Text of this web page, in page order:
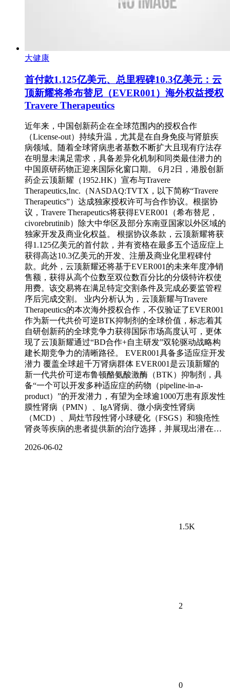
大健康
首付款1.125亿美元、总里程碑10.3亿美元：云
顶新耀将希布替尼（EVER001）海外权益授权
Travere Therapeutics
近年来，中国创新药企在全球范围内的授权合作
（License-out）持续升温，尤其是在自身免疫与肾脏疾
病领域。随着全球肾病患者基数不断扩大且现有疗法存
在明显未满足需求，具备差异化机制和同类最佳潜力的
中国原研药物正迎来国际化窗口期。 6月2日，港股创新
药企云顶新耀（1952.HK）宣布与Travere
Therapeutics,Inc.（NASDAQ:TVTX，以下简称“Travere
Therapeutics”）达成独家授权许可与合作协议。根据协
议，Travere Therapeutics将获得EVER001（希布替尼，
civorebrutinib）除大中华区及部分东南亚国家以外区域的
独家开发及商业化权益。 根据协议条款，云顶新耀将获
得1.125亿美元的首付款，并有资格在最多五个适应症上
获得高达10.3亿美元的开发、注册及商业化里程碑付
款。此外，云顶新耀还将基于EVER001的未来年度净销
售额，获得从高个位数至双位数百分比的分级特许权使
用费。该交易将在满足特定交割条件及完成必要监管程
序后完成交割。 业内分析认为，云顶新耀与Travere
Therapeutics的本次海外授权合作，不仅验证了EVER001
作为新一代共价可逆BTK抑制剂的全球价值，标志着其
自研创新药的全球竞争力获得国际市场高度认可，更体
现了云顶新耀通过“BD合作+自主研发”双轮驱动战略构
建长期竞争力的清晰路径。 EVER001具备多适应症开发
潜力 覆盖全球超千万肾病群体 EVER001是云顶新耀的
新一代共价可逆布鲁顿酪氨酸激酶（BTK）抑制剂，具
备“一个可以开发多种适应症的药物（pipeline-in-a-
product）”的开发潜力，有望为全球逾1000万患有原发性
膜性肾病（PMN）、IgA肾病、微小病变性肾病
（MCD）、局灶节段性肾小球硬化（FSGS）和狼疮性
肾炎等疾病的患者提供新的治疗选择，并展现出潜在…
2026-06-02
1.5K
2
0